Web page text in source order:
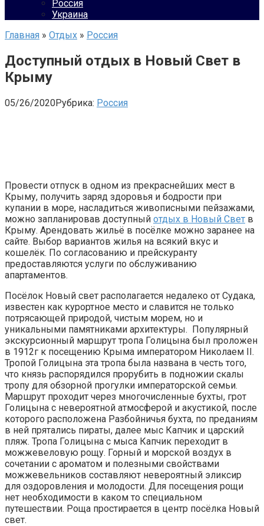
Россия
Украина
Главная » Отдых » Россия
Доступный отдых в Новый Свет в
Крыму
05/26/2020Рубрика: Россия
Провести отпуск в одном из прекраснейших мест в
Крыму, получить заряд здоровья и бодрости при
купании в море, насладиться живописными пейзажами,
можно запланировав доступный отдых в Новый Свет в
Крыму. Арендовать жильё в посёлке можно заранее на
сайте. Выбор вариантов жилья на всякий вкус и
кошелёк. По согласованию и прейскуранту
предоставляются услуги по обслуживанию
апартаментов.
Посёлок Новый свет располагается недалеко от Судака,
известен как курортное место и славится не только
потрясающей природой, чистым морем, но и
уникальными памятниками архитектуры. Популярный
экскурсионный маршрут тропа Голицына был проложен
в 1912г к посещению Крыма императором Николаем II.
Тропой Голицына эта тропа была названа в честь того,
что князь распорядился прорубить в подножии скалы
тропу для обзорной прогулки императорской семьи.
Маршрут проходит через многочисленные бухты, грот
Голицына с невероятной атмосферой и акустикой, после
которого расположена Разбойничья бухта, по преданиям
в ней прятались пираты, далее мыс Капчик и царский
пляж. Тропа Голицына с мыса Капчик переходит в
можжевеловую рощу. Горный и морской воздух в
сочетании с ароматом и полезными свойствами
можжевельников составляют невероятный эликсир
для оздоровления и молодости. Для посещения рощи
нет необходимости в каком то специальном
путешествии. Роща простирается в центр посёлка Новый
свет.